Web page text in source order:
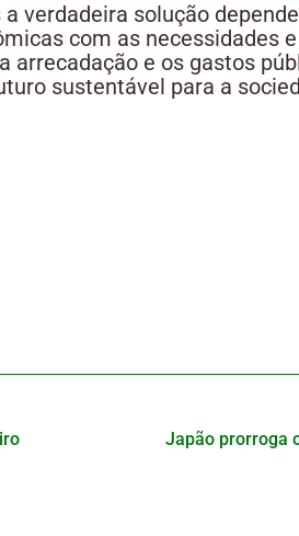
verdadeira solução
com as necessidades
arrecadação e os gastos
sustentável para a